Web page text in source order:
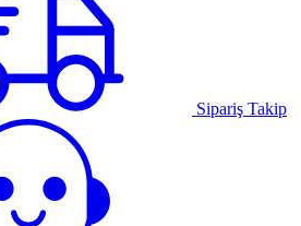
Sipariş Takip